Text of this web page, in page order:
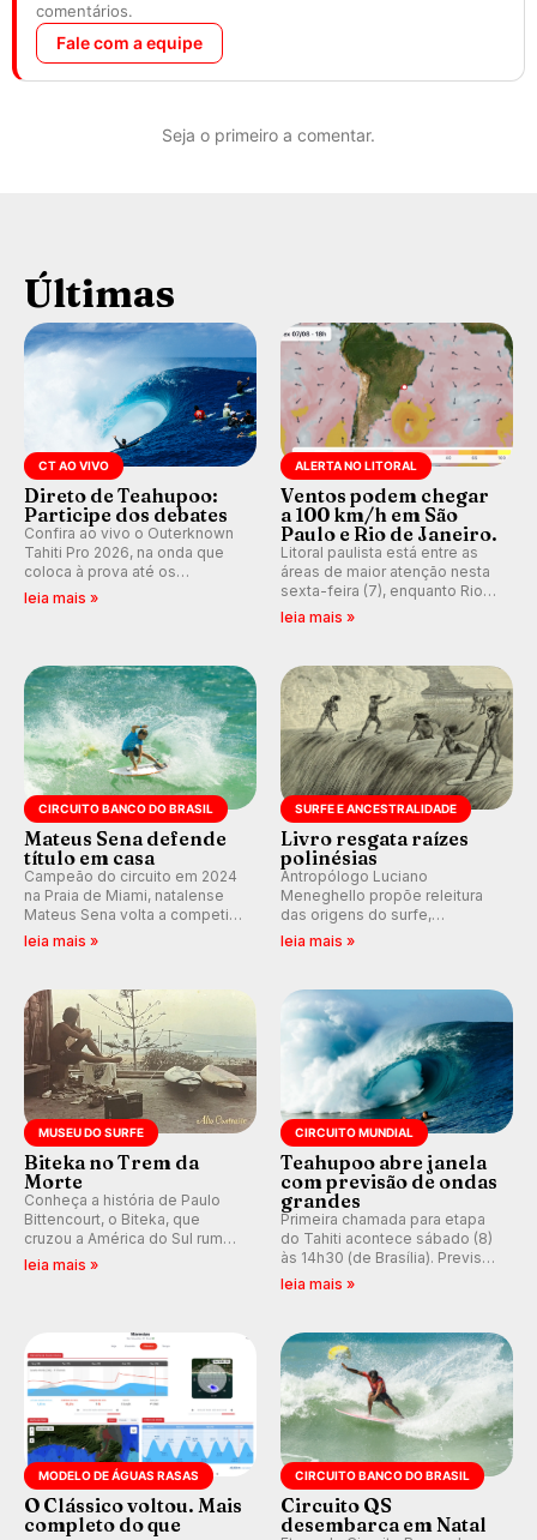
comentários.
Fale com a equipe
Seja o primeiro a comentar.
Últimas
CT AO VIVO
Direto de Teahupoo:
Participe dos debates
Confira ao vivo o Outerknown
Tahiti Pro 2026, na onda que
coloca à prova até os
melhores surfistas do mundo.
leia mais »
ALERTA NO LITORAL
Ventos podem chegar
a 100 km/h em São
Paulo e Rio de Janeiro.
Litoral paulista está entre as
áreas de maior atenção nesta
sexta-feira (7), enquanto Rio
de Janeiro também recebe
km/h em Itanhaém.
leia mais »
CIRCUITO BANCO DO BRASIL
Mateus Sena defende
título em casa
Campeão do circuito em 2024
na Praia de Miami, natalense
Mateus Sena volta a competir
em casa em busca de manter a
leia mais »
SURFE E ANCESTRALIDADE
Livro resgata raízes
polinésias
Antropólogo Luciano
Meneghello propõe releitura
das origens do surfe,
resgatando a cultura polinésia
prática em esporte e indústria.
leia mais »
MUSEU DO SURFE
Biteka no Trem da
Morte
Conheça a história de Paulo
Bittencourt, o Biteka, que
cruzou a América do Sul rumo
ao Pacífico em uma jornada
leia mais »
CIRCUITO MUNDIAL
Teahupoo abre janela
com previsão de ondas
grandes
Primeira chamada para etapa
do Tahiti acontece sábado (8)
às 14h30 (de Brasília). Previsão
indica swell consistente.
Kelly Slater convidado.
leia mais »
MODELO DE ÁGUAS RASAS
O Clássico voltou. Mais
completo do que
CIRCUITO BANCO DO BRASIL
Circuito QS
desembarca em Natal